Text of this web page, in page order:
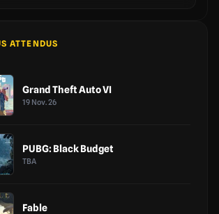
ATTENDUS
Grand Theft Auto VI
19 Nov. 26
PUBG: Black Budget
TBA
Fable